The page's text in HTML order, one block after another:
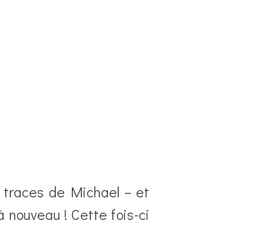
traces de Michael – et
nouveau ! Cette fois-ci